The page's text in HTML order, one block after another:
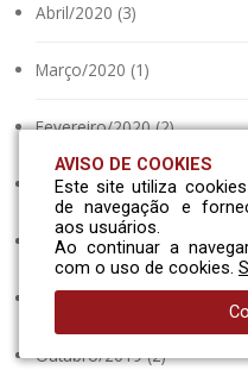
Abril/2020 (3)
Março/2020 (1)
Fevereiro/2020 (2)
Janeiro/2020 (1)
Dezembro/2019 (1)
Novembro/2019 (2)
Outubro/2019 (2)
AVISO DE COOKIES
Este site utiliza
de navegação e
aos usuários.
Ao continuar a
com o uso de cookies.